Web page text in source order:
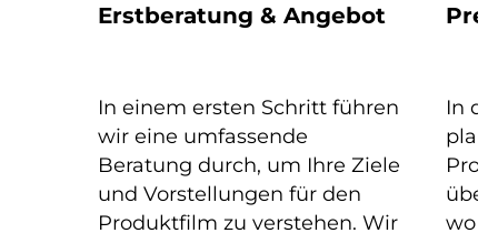
Erstberatung & Angebot
In einem ersten Schritt führen
wir eine umfassende
Beratung durch, um Ihre Ziele
und Vorstellungen für den
Produktfilm zu verstehen. Wir
In
wo